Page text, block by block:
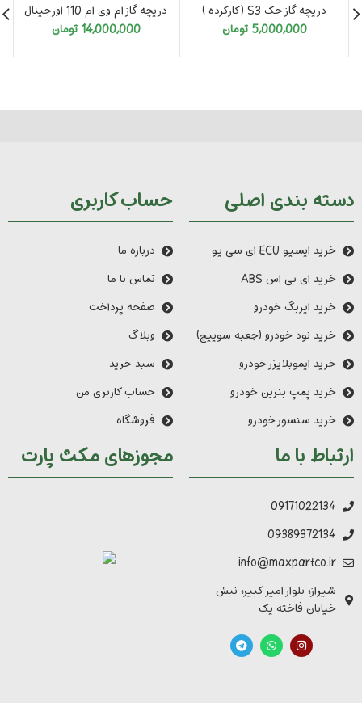
دریچه گاز جک S3 (کارکرده )
5,000,000 تومان
دریچه گاز ام وی ام 110 اورجینال
14,000,000 تومان
دسته بندی اصلی
خرید ایسیو ECU ای سی یو
خرید ای بی اس ABS
خرید ایربگ خودرو
خرید نود خودرو (جعبه سوییچ)
خرید ایموبلایزر خودرو
خرید پمپ بنزین خودرو
خرید سنسور خودرو
حساب کاربری
درباره ما
تماس با ما
صفحه پرداخت
وبلاگ
سبد خرید
حساب کاربری من
فروشگاه
ارتباط با ما
09171022134
09389372134
info@maxpartco.ir
شیراز، بلوار امیر کبیر، نبش
خیابان فاخته یک
مجوزهای مکث پارت